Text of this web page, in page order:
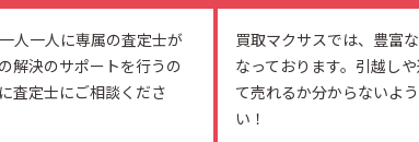
人一人に専属の査定士が
解決のサポートを行うの
査定士にご相談くださ
買取マクサスでは、豊富
なっております。引越し
て売れるか分からないよ
い！